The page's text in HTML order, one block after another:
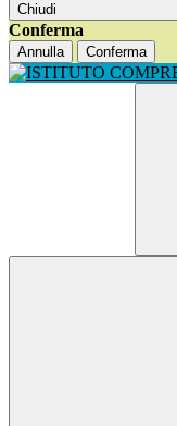
Chiudi
Conferma
Annulla Conferma